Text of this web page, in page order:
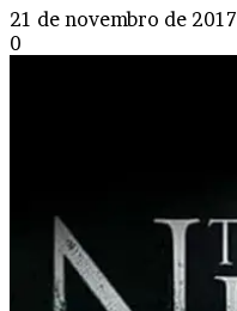
21 de novembro de 2017
0